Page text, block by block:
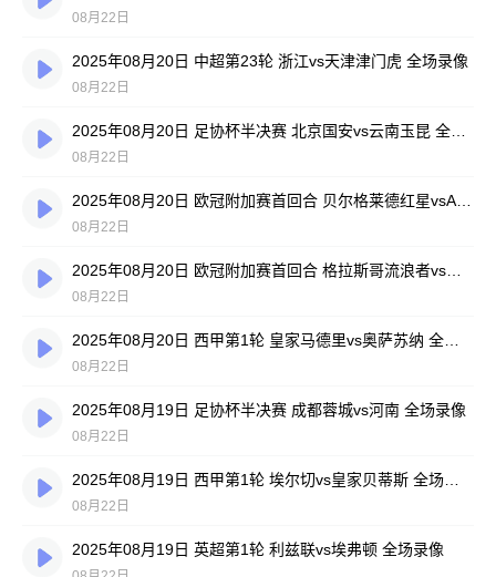
08月22日
2025年08月20日 中超第23轮 浙江vs天津津门虎 全场录像
08月22日
08月22日
08月22日
08月22日
08月22日
2025年08月19日 足协杯半决赛 成都蓉城vs河南 全场录像
08月22日
08月22日
2025年08月19日 英超第1轮 利兹联vs埃弗顿 全场录像